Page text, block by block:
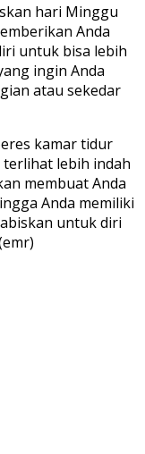
hari Minggu
Anda
untuk bisa lebih
ingin Anda
atau sekedar
kamar tidur
lebih indah
membuat Anda
Anda memiliki
untuk diri